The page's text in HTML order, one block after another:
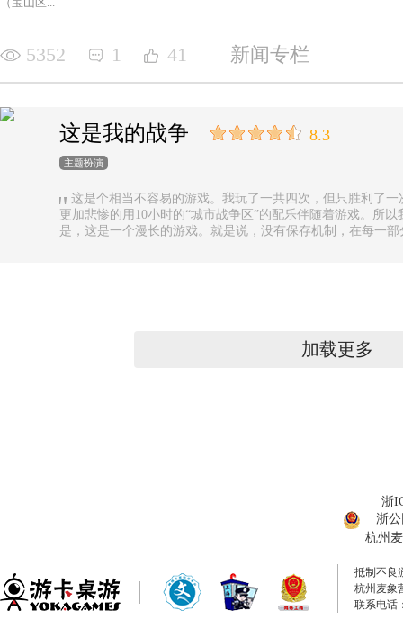
5352 1 41 新闻专栏
这是我的战争 8.3
主题扮演
这是个相当不容易的游戏。我玩了一共四次，但只胜利了
更加悲惨的用10小时的“城市战争区”的配乐伴随着游戏。所
是，这是一个漫长的游戏。就是说，没有保存机制，在每一
加载更多
浙
浙公
杭州
抵制不良
杭州麦象
联系电话